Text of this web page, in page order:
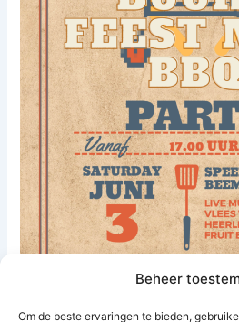
Beheer
Om de beste ervaringen te bieden,